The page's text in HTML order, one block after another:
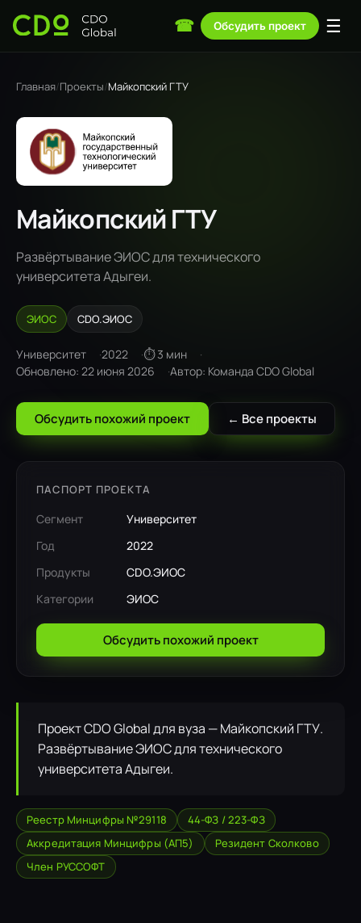
☎ Обсудить проект ☰
Главная/Проекты/Майкопский ГТУ
Майкопский ГТУ
Развёртывание ЭИОС для технического
университета Адыгеи.
ЭИОС CDO.ЭИОС
Университет 2022
⏱ 3 мин
Обновлено: 22 июня 2026
Автор: Команда CDO Global
Обсудить похожий проект ← Все проекты
ПАСПОРТ ПРОЕКТА
Сегмент
Университет
Год
2022
Продукты
CDO.ЭИОС
Категории
ЭИОС
Обсудить похожий проект
Проект CDO Global для вуза — Майкопский ГТУ.
Развёртывание ЭИОС для технического
университета Адыгеи.
Реестр Минцифры №29118
44-ФЗ / 223-ФЗ
Аккредитация Минцифры (АП5)
Резидент Сколково
Член РУССОФТ